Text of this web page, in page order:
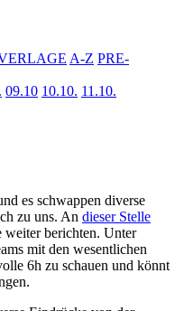
A-Z PRE-
09.10 10.10. 11.10.
es schwappen diverse
zu uns. An dieser Stelle
weiter berichten. Unter
mit den wesentlichen
6h zu schauen und könnt